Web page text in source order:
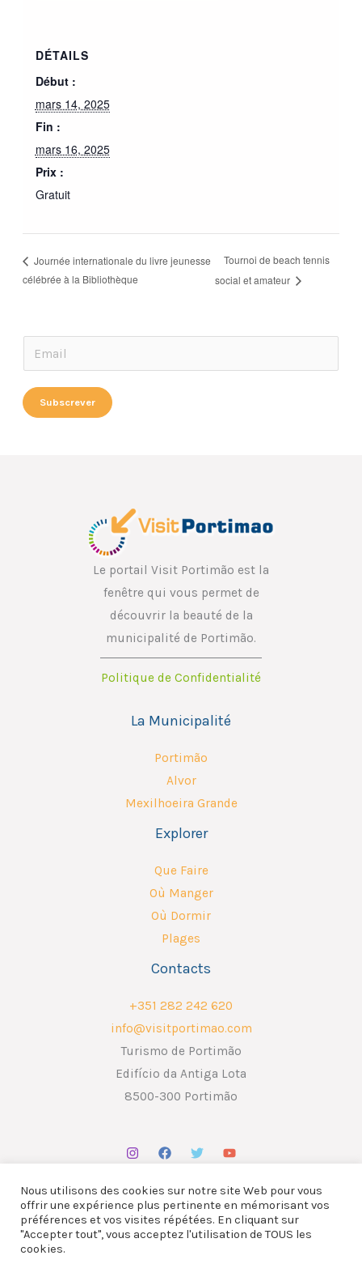
DÉTAILS
Début :
mars 14, 2025
Fin :
mars 16, 2025
Prix :
Gratuit
Journée internationale du livre jeunesse
célébrée à la Bibliothèque
Tournoi de beach tennis
social et amateur
E
i
m
a
i
Subscrever
Le portail Visit Portimão est la
fenêtre qui vous permet de
découvrir la beauté de la
municipalité de Portimão.
Politique de Confidentialité
La Municipalité
Portimão
Alvor
Mexilhoeira Grande
Explorer
Que Faire
Où Manger
Où Dormir
Plages
Contacts
+351 282 242 620
info@visitportimao.com
Turismo de Portimão
Edifício da Antiga Lota
8500-300 Portimão
Copyright © 2026 ATP - Associação Turismo de Portimão.
Nous utilisons des cookies sur notre site Web pour vous
offrir une expérience plus pertinente en mémorisant vos
préférences et vos visites répétées. En cliquant sur
"Accepter tout", vous acceptez l'utilisation de TOUS les
cookies.